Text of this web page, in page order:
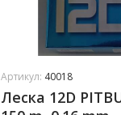
Артикул: 40018
Леска 12D